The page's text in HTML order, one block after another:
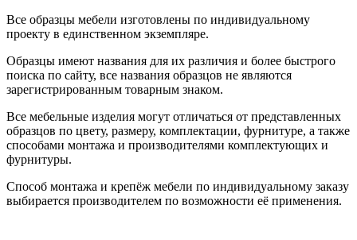
Все образцы мебели изготовлены по индивидуальному
проекту в единственном экземпляре.
Образцы имеют названия для их различия и более быстрого
поиска по сайту, все названия образцов не являются
зарегистрированным товарным знаком.
Все мебельные изделия могут отличаться от представленных
образцов по цвету, размеру, комплектации, фурнитуре, а также
способами монтажа и производителями комплектующих и
фурнитуры.
Способ монтажа и крепёж мебели по индивидуальному заказу
выбирается производителем по возможности её применения.